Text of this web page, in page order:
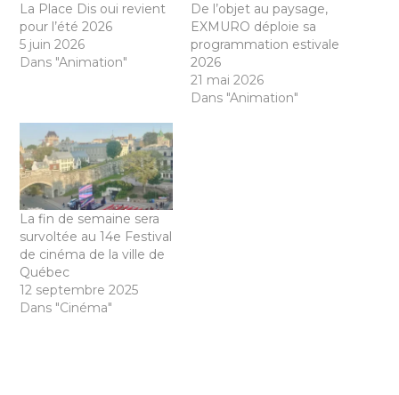
La Place Dis oui revient
pour l’été 2026
5 juin 2026
Dans "Animation"
De l’objet au paysage,
EXMURO déploie sa
programmation estivale
2026
21 mai 2026
Dans "Animation"
La fin de semaine sera
survoltée au 14e Festival
de cinéma de la ville de
Québec
12 septembre 2025
Dans "Cinéma"